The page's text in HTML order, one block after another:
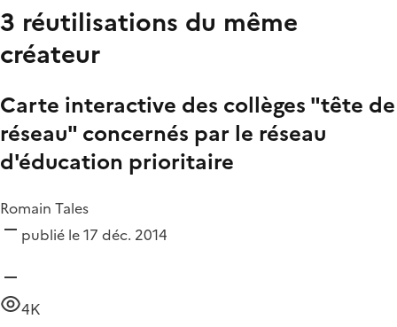
3 réutilisations du même
créateur
Carte interactive des collèges "tête de
réseau" concernés par le réseau
d'éducation prioritaire
Romain Tales
publié le 17 déc. 2014
4K